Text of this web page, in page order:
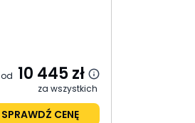
od 10 445 zł
za wszystkich
SPRAWDŹ CENĘ